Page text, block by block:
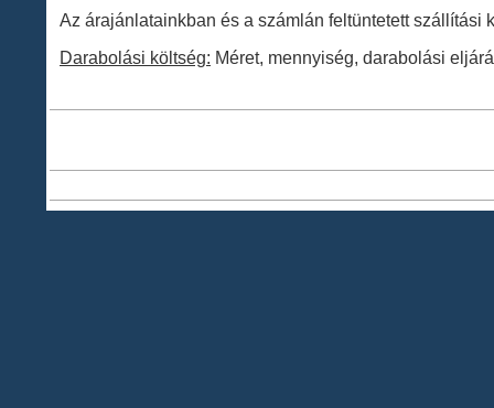
Az árajánlatainkban és a számlán feltüntetett
Darabolási költség: Méret, mennyiség, darabolási